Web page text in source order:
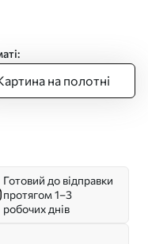
на полотні
Готовий до відправки
протягом 1–3
робочих днів